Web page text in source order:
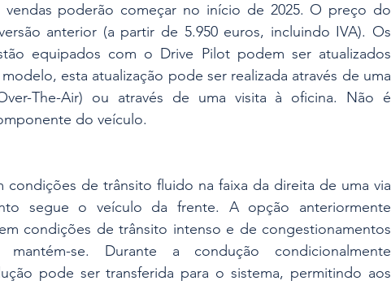
poderão começar no início de 2025. O preço do
anterior (a partir de 5.950 euros, incluindo IVA). Os
equipados com o Drive Pilot podem ser atualizados
esta atualização pode ser realizada através de uma
The-Air) ou através de uma visita à oficina. Não é
do veículo.
condições de trânsito fluido na faixa da direita de uma via
segue o veículo da frente. A opção anteriormente
condições de trânsito intenso e de congestionamentos
se. Durante a condução condicionalmente
pode ser transferida para o sistema, permitindo aos